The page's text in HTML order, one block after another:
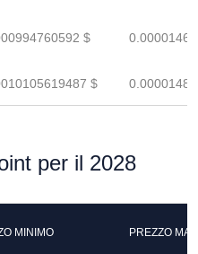
$
$
per il 2028
MINIMO PREZZO